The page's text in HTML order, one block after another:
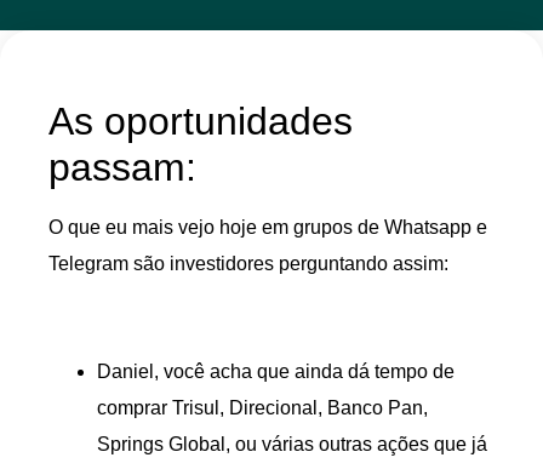
As oportunidades
passam:
O que eu mais vejo hoje em grupos de Whatsapp e
Telegram são investidores perguntando assim:
Daniel, você acha que ainda dá tempo de
comprar Trisul, Direcional, Banco Pan,
Springs Global, ou várias outras ações que já